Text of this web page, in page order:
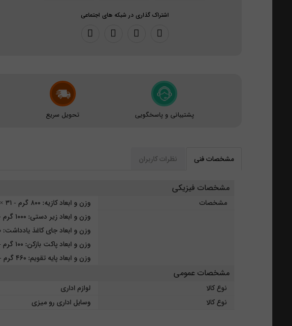
اشتراک گذاری در شبکه های اجتماعی
پشتیبانی و پاسخگویی تحویل سریع
مشخصات فنی نظرات کاربران
مشخصات فیزیکی
مشخصات
وزن و ابعاد کازیه: ۸۰۰ گرم - ۳۱ × ۲۳ سانتی متر
وزن و ابعاد زیر دستی: ۱۰۰۰ گرم - ۲۱ × ۴۲ سانتی متر
وزن و ابعاد جای کاغذ یادداشت: ۴۰۰ گرم - ۱۲ × ۱۲ سانتی متر
وزن و ابعاد پاکت بازکن: ۱۰۰ گرم - ۴ × ۱۵ سانتی متر
وزن و ابعاد پایه تقویم: ۴۶۰ گرم - ۱۶ × ۲۱ سانتی متر
مشخصات عمومی
نوع کالا
لوازم اداری
نوع کالا
وسایل اداری رو میزی